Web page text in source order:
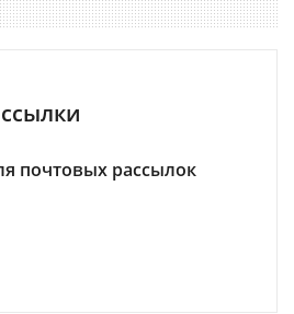
почтовых рассылок